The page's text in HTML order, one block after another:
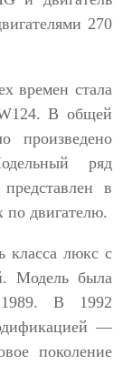
270
времен стала
В общей
произведено
ряд
в
по двигателю.
класса люкс с
Модель была
1989. В 1992
—
поколение